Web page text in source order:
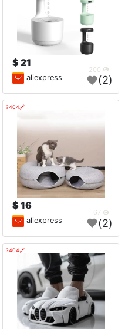
21 $
aliexpress (2)
🔗404?
16 $
aliexpress (2)
🔗404?